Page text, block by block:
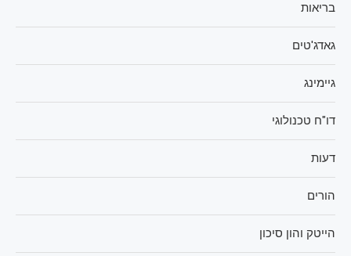
בריאות
גאדג'טים
גיימינג
דו"ח טכנולוגי
דעות
הורים
הייטק והון סיכון